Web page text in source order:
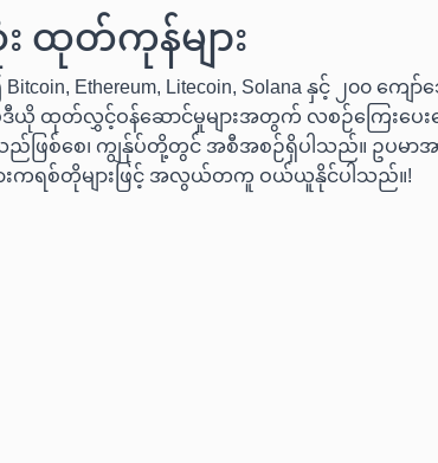
ထုတ်ကုန်များ
Litecoin, Solana နှင့် ၂၀၀ ကျော်
ဒီယို ထုတ်လွှင့်ဝန်ဆောင်မှုများအတွက် လစဉ်ကြေးပေ
ဖြစ်စေ၊ ကျွန်ုပ်တို့တွင် အစီအစဉ်ရှိပါသည်။ ဥပမာအ
ကရစ်တိုများဖြင့် အလွယ်တကူ ဝယ်ယူနိုင်ပါသည်။!